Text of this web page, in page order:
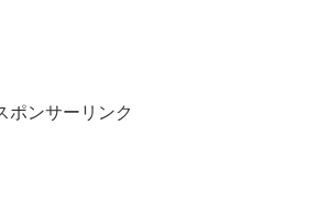
ポンサーリンク